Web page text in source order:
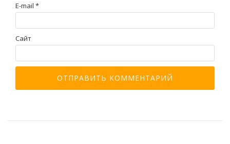
E-mail *
Сайт